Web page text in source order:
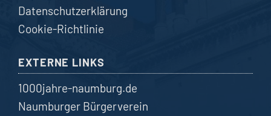
Datenschutzerklärung
Cookie-Richtlinie
EXTERNE LINKS
1000jahre-naumburg.de
Naumburger Bürgerverein